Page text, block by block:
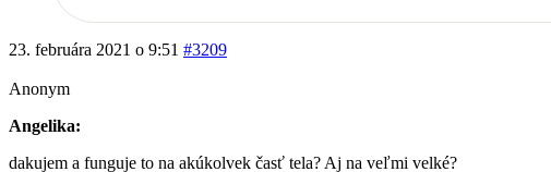
23. februára 2021 o 9:51 #3209
Anonym
Angelika:
dakujem a funguje to na akúkolvek časť tela? Aj na veľmi velké?